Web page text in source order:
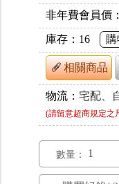
非年費會員價：
庫存： 16 購
相關商品
物流： 宅配、
(請留意超商規定之
數量：